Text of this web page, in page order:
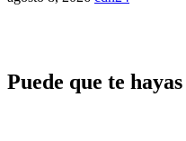
Puede que te